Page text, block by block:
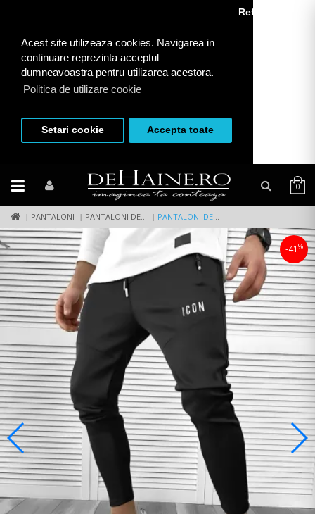
Acest site utilizeaza cookies. Navigarea in
continuare reprezinta acceptul
dumneavoastra pentru utilizarea acestora.
Politica de utilizare cookie
Refuza toate
Setari cookie Accepta toate
0
PANTALONI PANTALONI DE TRENING PANTALONI DE TRENING NEGRI CONICI 10209 87-4.1
-41 %